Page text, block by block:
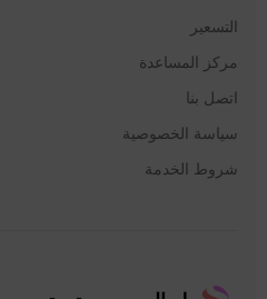
التسعير
مركز المساعدة
اتصل بنا
سياسة الخصوصية
شروط الخدمة